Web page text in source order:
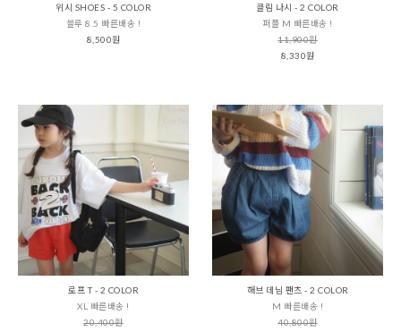
위시 SHOES - 5 COLOR
블루 8.5 빠른배송 !
8,500원
클림 나시 - 2 COLOR
퍼플 M 빠른배송 !
11,900원
8,330원
로프 T - 2 COLOR
XL 빠른배송 !
20,400원
해브 데님 팬츠 - 2 COLOR
M 빠른배송 !
40,800원